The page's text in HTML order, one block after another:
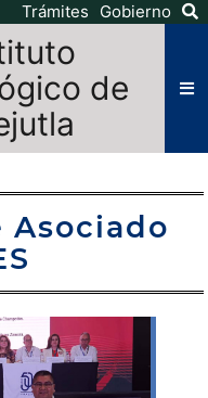
Trámites Gobierno
de
Asociado